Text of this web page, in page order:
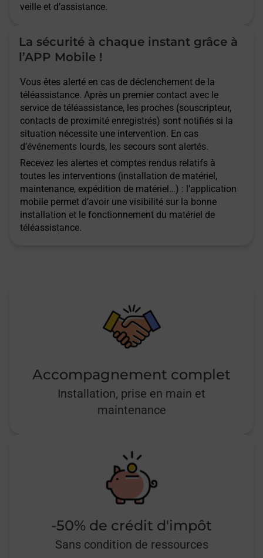
veille et d’assistance.
La sécurité à chaque instant grâce à
l’APP Mobile !
Vous êtes alerté en cas de déclenchement de la
téléassistance. Après un premier contact avec le
service de téléassistance, les proches (souscripteur,
contacts de proximité enregistrés) sont notifiés si la
situation nécessite une intervention. En cas
d’événements lourds, les secours sont alertés.
Recevez les alertes et comptes rendus relatifs à
toutes les interventions (installation de matériel,
maintenance, expédition de matériel…) : l’application
mobile permet d’avoir une visibilité sur la bonne
installation et le fonctionnement du matériel de
téléassistance.
Accompagnement complet
Installation, prise en main et
maintenance
-50% de crédit d'impôt
Sans condition de ressources